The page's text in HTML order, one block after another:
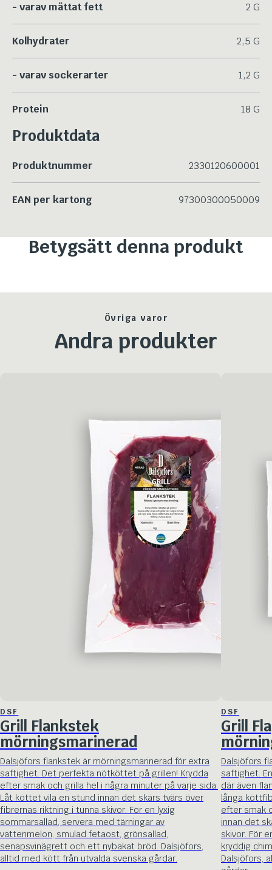
- varav mättat fett 2 G
Kolhydrater 2,5 G
- varav sockerarter 1,2 G
Protein 18 G
Produktdata
Produktnummer 2330120600001
EAN per kartong 97300300050009
Betygsätt denna produkt
Övriga varor
Andra produkter
DSF
Grill Flankstek
mörningsmarinerad
Dalsjöfors flankstek är mörningsmarinerad för extra
saftighet. Det perfekta nötköttet på grillen! Krydda
efter smak och grilla hel i några minuter på varje sida.
Låt köttet vila en stund innan det skärs tvärs över
fibrernas riktning i tunna skivor. För en lyxig
sommarsallad, servera med tärningar av
vattenmelon, smulad fetaost, grönsallad,
senapsvinägrett och ett nybakat bröd. Dalsjöfors,
alltid med kött från utvalda svenska gårdar.
DSF
Grill
Dalsjöfors
saftighet.
där även
långa
efter smak
innan det
skivor. För
kryddig
Dalsjöfors,